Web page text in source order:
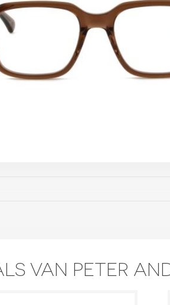
VAN PETER